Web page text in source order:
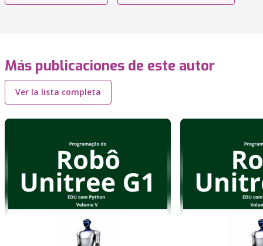
Más publicaciones de este autor
Ver la lista completa